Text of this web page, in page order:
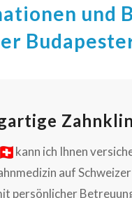
und
kann ich Ihnen
auf
persönlicher